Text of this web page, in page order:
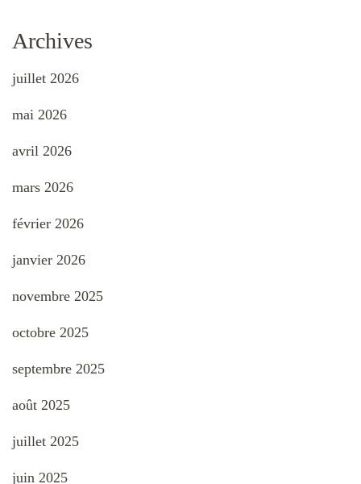
Archives
juillet 2026
mai 2026
avril 2026
mars 2026
février 2026
janvier 2026
novembre 2025
octobre 2025
septembre 2025
août 2025
juillet 2025
juin 2025